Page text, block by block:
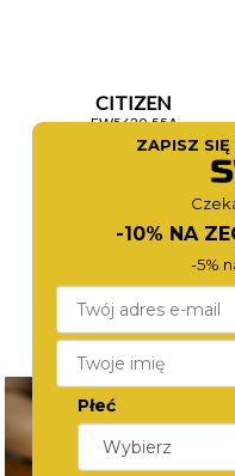
CITIZEN
EW5620-55A
1 570,-ZAPISZ
-10% NA
-5%
Płeć